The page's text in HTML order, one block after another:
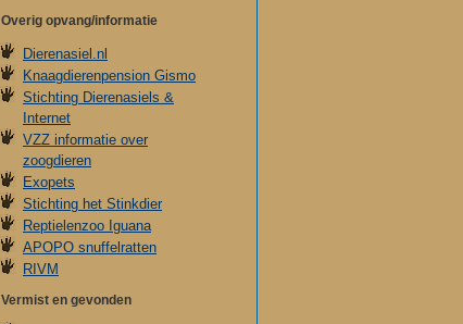
Overig opvang/informatie
Dierenasiel.nl
Knaagdierenpension Gismo
Stichting Dierenasiels &
Internet
VZZ informatie over
zoogdieren
Exopets
Stichting het Stinkdier
Reptielenzoo Iguana
APOPO snuffelratten
RIVM
Vermist en gevonden